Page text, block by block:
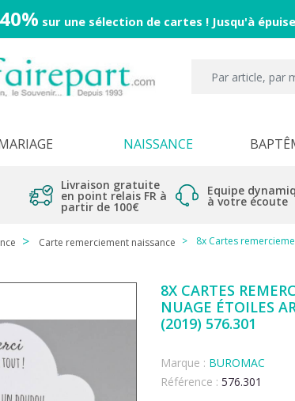
sur une sélection de cartes ! Jusqu'à
NAISSANCE
Livraison gratuite
en point relais FR à
partir de 100€
Equipe
à votre écoute
Carte remerciement naissance 8x Cartes
8X CARTES
NUAGE ÉTOILES
(2019) 576.301
Marque : BUROMAC
Référence : 576.301